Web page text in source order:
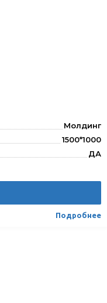
Молдинг
1500*1000
ДА
Да
Спереди
Подробнее